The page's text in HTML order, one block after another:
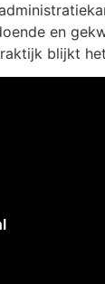
en
blijkt